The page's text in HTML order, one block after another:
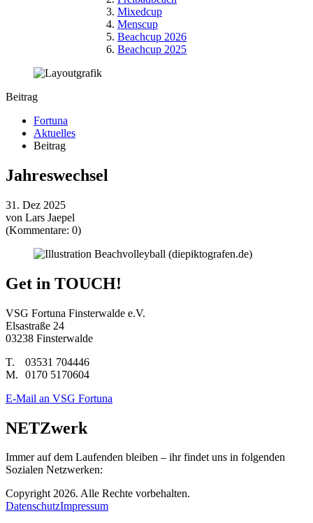
Mixedcup
Menscup
Beachcup 2026
Beachcup 2025
Beitrag
Fortuna
Aktuelles
Beitrag
Jahreswechsel
31. Dez 2025
von Lars Jaepel
(Kommentare: 0)
Get in TOUCH!
VSG Fortuna Finsterwalde e.V.
Elsastraße 24
03238 Finsterwalde
T.
03531 704446
M.
0170 5170604
E-Mail an VSG Fortuna
NETZwerk
Immer auf dem Laufenden bleiben – ihr findet uns in folgenden
Sozialen Netzwerken:
Copyright 2026. Alle Rechte vorbehalten.
DatenschutzImpressum